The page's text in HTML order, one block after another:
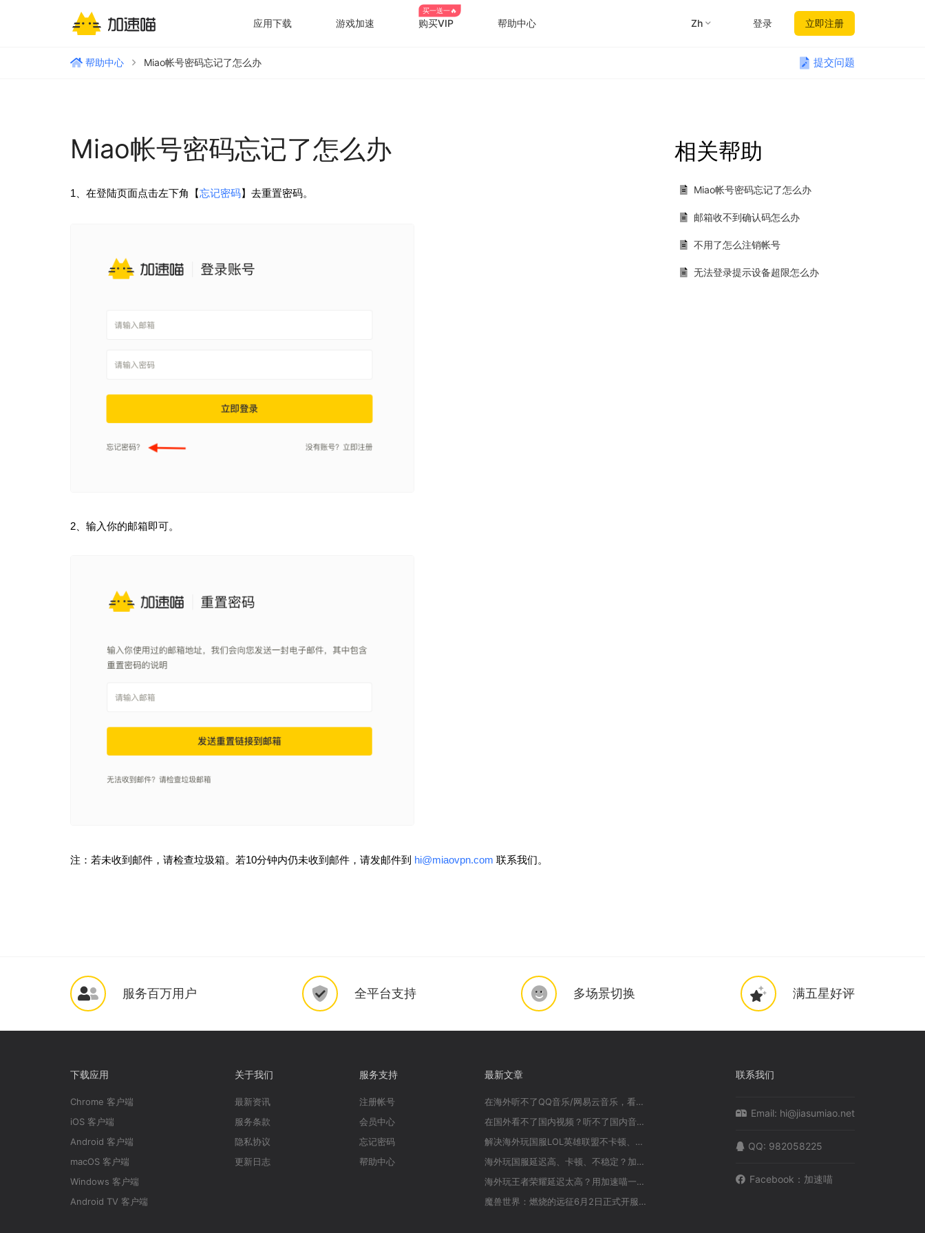
应用下载 游戏加速 购买VIP
买一送一🔥
帮助中心 zh 登录 立即注册
帮助中心 Miao帐号密码忘记了怎么办 提交问题
Miao帐号密码忘记了怎么办
1、在登陆页面点击左下角【忘记密码】去重置密码。
2、输入你的邮箱即可。
注：若未收到邮件，请检查垃圾箱。若10分钟内仍未收到邮件，请发邮件到 hi@miaovpn.com 联系我们。
相关帮助
Miao帐号密码忘记了怎么办
邮箱收不到确认码怎么办
不用了怎么注销帐号
无法登录提示设备超限怎么办
服务百万用户 全平台支持 多场景切换 满五星好评
下载应用
Chrome 客户端
iOS 客户端
Android 客户端
macOS 客户端
Windows 客户端
Android TV 客户端
关于我们
最新资讯
服务条款
隐私协议
更新日志
服务支持
注册帐号
会员中心
忘记密码
帮助中心
最新文章
在海外听不了QQ音乐/网易云音乐，看不了国内视频有地域限制怎么办？
在国外看不了国内视频？听不了国内音乐？全网最低价-加速喵 海外党翻墙回国首选
解决海外玩国服LOL英雄联盟不卡顿、延迟低的办法｜海外玩英雄联盟用什么加速器比较好?
海外玩国服延迟高、卡顿、不稳定？加速喵回国vpn一招帮你搞定
海外玩王者荣耀延迟太高？用加速喵一键加速降低延迟，海外也能畅玩国服游戏
魔兽世界：燃烧的远征6月2日正式开服，海外玩家怎么玩？
联系我们
Email: hi@jiasumiao.net
QQ: 982058225
Facebook：加速喵